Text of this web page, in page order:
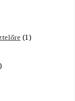
(1)